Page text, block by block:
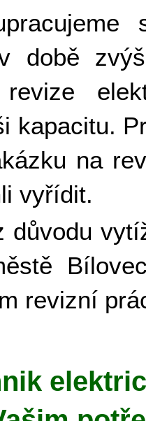
době
kapacitu.
na
vyřídit.
důvodu
revizní